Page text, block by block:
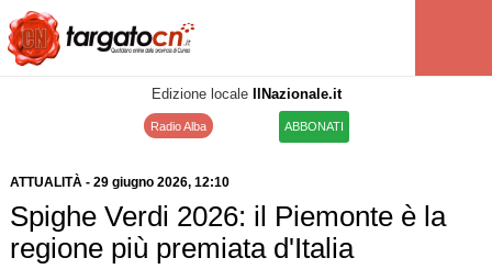
Edizione locale IlNazionale.it
Radio Alba ABBONATI
ATTUALITÀ- 29 giugno 2026, 12:10
Spighe Verdi 2026: il Piemonte è la
regione più premiata d'Italia